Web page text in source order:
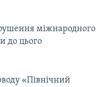
міжнародного
до цього
«Північний